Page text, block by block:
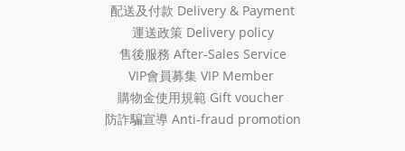
配送及付款 Delivery & Payment
運送政策 Delivery policy
售後服務 After-Sales Service
VIP會員募集 VIP Member
購物金使用規範 Gift voucher
防詐騙宣導 Anti-fraud promotion